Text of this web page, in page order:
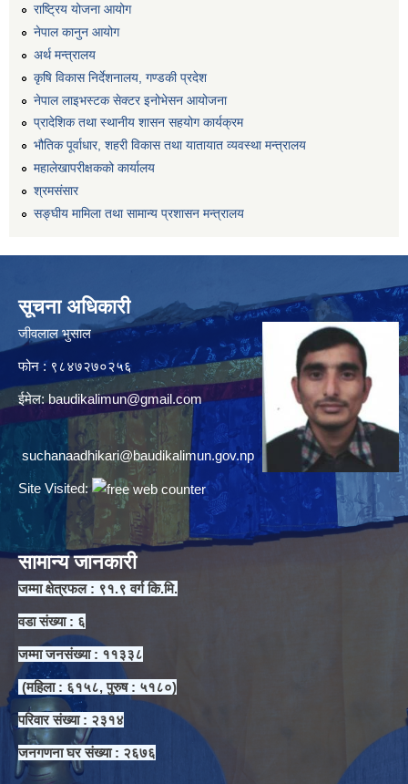
राष्ट्रिय योजना आयोग
नेपाल कानुन आयोग
अर्थ मन्त्रालय
कृषि विकास निर्देशनालय, गण्डकी प्रदेश
नेपाल लाइभस्टक सेक्टर इनोभेसन आयोजना
प्रादेशिक तथा स्थानीय शासन सहयोग कार्यक्रम
भौतिक पूर्वाधार, शहरी विकास तथा यातायात व्यवस्था मन्त्रालय
महालेखापरीक्षकको कार्यालय
श्रमसंसार
सङ्घीय मामिला तथा सामान्य प्रशासन मन्त्रालय
सूचना अधिकारी
जीवलाल भुसाल
फोन : ९८४७२७०२५६
ईमेल: baudikalimun@gmail.com
suchanaadhikari@baudikalimun.gov.np
Site Visited:
सामान्य जानकारी
जम्मा क्षेत्रफल : ९१.९ वर्ग कि.मि.
वडा संख्या : ६
जम्मा जनसंख्या : ११३३८
(महिला : ६१५८, पुरुष : ५१८०)
परिवार संख्या : २३१४
जनगणना घर संख्या : २६७६